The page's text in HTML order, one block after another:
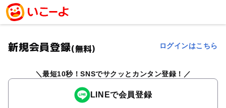
新規会員登録(無料) ログインはこちら
最短10秒！SNSでサクッとカンタン登録！
LINEで会員登録